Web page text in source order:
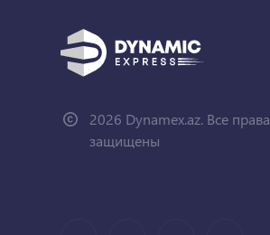
2026 Dynamex.az. Все права
защищены